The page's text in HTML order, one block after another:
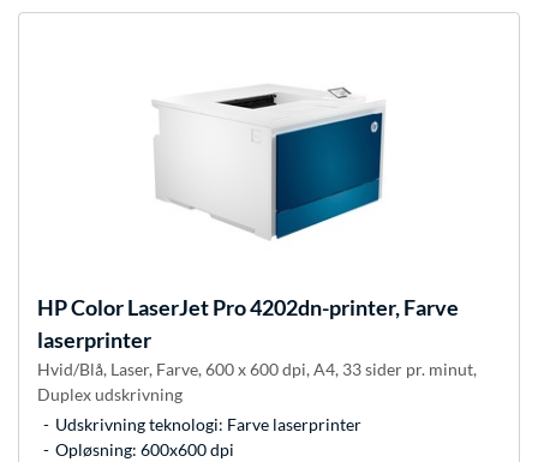
HPColor LaserJet Pro 4202dn-printer, Farve
laserprinter
Hvid/Blå, Laser, Farve, 600 x 600 dpi, A4, 33 sider pr. minut,
Duplex udskrivning
Udskrivning teknologi: Farve laserprinter
Opløsning: 600x600 dpi